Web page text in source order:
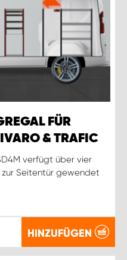
FÜR
& TRAFIC
verfügt über vier
Seitentür gewendet
HINZUFÜGEN